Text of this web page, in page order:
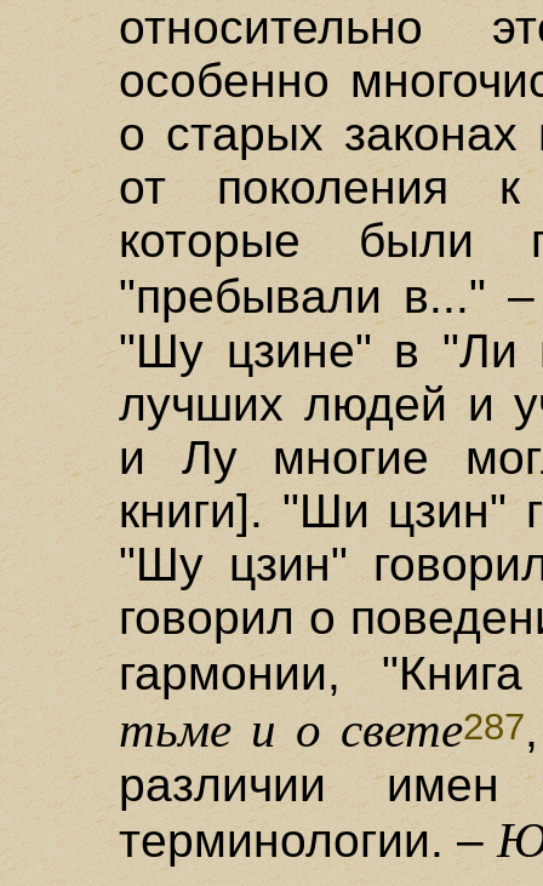
относительно
особенно
о старых
от поколения
которые были
"пребывали в..."
"Шу цзине" в "Ли
лучших людей и
и Лу многие
книги]. "Ши цзин"
"Шу цзин"
говорил о
гармонии,
тьме и о свете287
различии
терминологии. –